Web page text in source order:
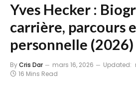
Yves Hecker :
carrière, parcours
personnelle (2026)
ByCris Dar mars 16, 2026 Updated:
16 Mins Read